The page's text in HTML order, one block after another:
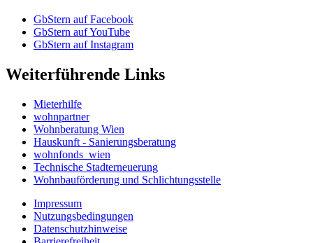
GbStern auf Facebook
GbStern auf YouTube
GbStern auf Instagram
Weiterführende Links
Mieterhilfe
wohnpartner
Wohnberatung Wien
Hauskunft - Sanierungsberatung
wohnfonds_wien
Technische Stadterneuerung
Wohnbauförderung und Schlichtungsstelle
Impressum
Nutzungsbedingungen
Datenschutzhinweise